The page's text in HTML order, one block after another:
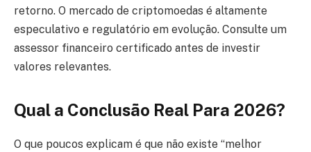
retorno. O mercado de criptomoedas é altamente
especulativo e regulatório em evolução. Consulte um
assessor financeiro certificado antes de investir
valores relevantes.
Qual a Conclusão Real Para 2026?
O que poucos explicam é que não existe “melhor